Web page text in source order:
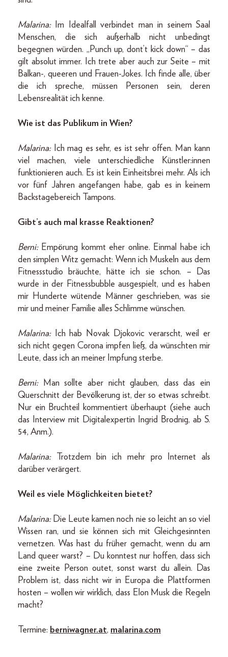
Malarina:
Im Idealfall verbindet man in seinem Saal
Menschen, die sich außerhalb nicht unbedingt
begegnen würden. „Punch up, dont’t kick down“ – das
gilt absolut immer. Ich trete aber auch zur Seite – mit
Balkan-, queeren und Frauen-Jokes. Ich finde alle, über
die ich spreche, müssen Personen sein, deren
Lebensrealität ich kenne.
Wie ist das Publikum in Wien?
Malarina:Ich mag es sehr, es ist sehr offen. Man kann
viel machen, viele unterschiedliche Künstler:innen
funktionieren auch. Es ist kein Einheitsbrei mehr. Als ich
vor fünf Jahren angefangen habe, gab es in keinem
Backstagebereich Tampons.
Gibt’s auch mal krasse Reaktionen?
Berni: Empörung kommt eher online. Einmal habe ich
den simplen Witz gemacht: Wenn ich Muskeln aus dem
Fitnessstudio bräuchte, hätte ich sie schon. – Das
wurde in der Fitnessbubble ausgespielt, und es haben
mir Hunderte wütende Männer geschrieben, was sie
mir und meiner Familie alles Schlimme wünschen.
Malarina:
Ich hab Novak Djokovic verarscht, weil er
sich nicht gegen Corona impfen ließ, da wünschten mir
Leute, dass ich an meiner Impfung sterbe.
Berni:Man sollte aber nicht glauben, dass das ein
Querschnitt der Bevölkerung ist, der so etwas schreibt.
Nur ein Bruchteil kommentiert überhaupt (siehe auch
das Interview mit Digitalexpertin Ingrid Brodnig, ab S.
54, Anm.).
Malarina:Trotzdem bin ich mehr pro Internet als
darüber verärgert.
Weil es viele Möglichkeiten bietet?
Malarina:Die Leute kamen noch nie so leicht an so viel
Wissen ran, und sie können sich mit Gleichgesinnten
vernetzen. Was hast du früher gemacht, wenn du am
Land queer warst? – Du konntest nur hoffen, dass sich
eine zweite Person outet, sonst warst du allein. Das
Problem ist, dass nicht wir in Europa die Plattformen
hosten – wollen wir wirklich, dass Elon Musk die Regeln
macht?
Termine: berniwagner.at, malarina.com